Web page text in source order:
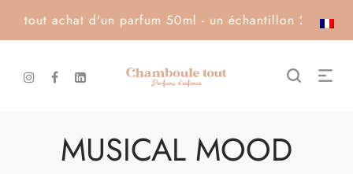
d'un parfum 50ml - un échantillon 2ml offert · Livraison
MUSICAL MOOD